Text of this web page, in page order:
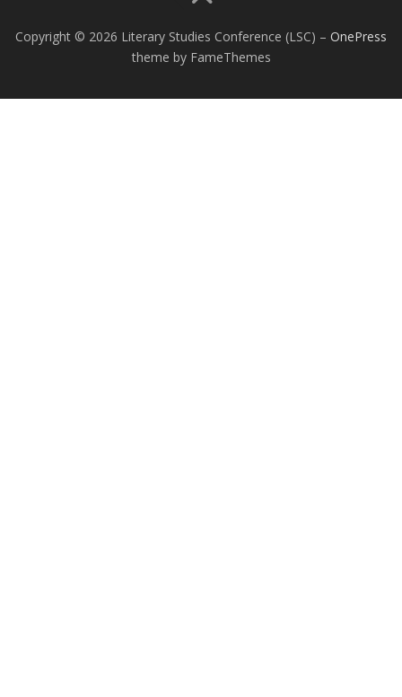
Copyright © 2026 Literary Studies Conference (LSC) – OnePress
theme by FameThemes